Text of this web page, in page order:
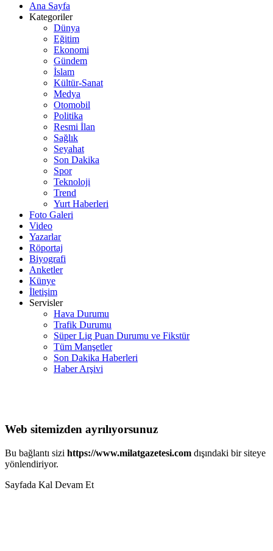
Ana Sayfa
Kategoriler
Dünya
Eğitim
Ekonomi
Gündem
İslam
Kültür-Sanat
Medya
Otomobil
Politika
Resmi İlan
Sağlık
Seyahat
Son Dakika
Spor
Teknoloji
Trend
Yurt Haberleri
Foto Galeri
Video
Yazarlar
Röportaj
Biyografi
Anketler
Künye
İletişim
Servisler
Hava Durumu
Trafik Durumu
Süper Lig Puan Durumu ve Fikstür
Tüm Manşetler
Son Dakika Haberleri
Haber Arşivi
Web sitemizden ayrılıyorsunuz
Bu bağlantı sizi https://www.milatgazetesi.com dışındaki bir siteye
yönlendiriyor.
Sayfada Kal Devam Et